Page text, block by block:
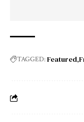
TAGGED:Featured